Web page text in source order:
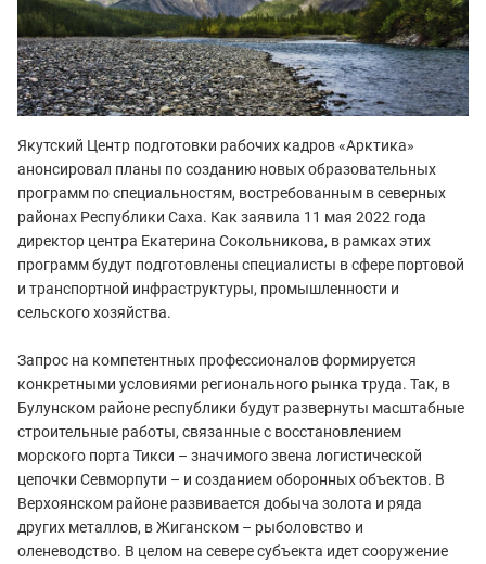
Якутский Центр подготовки рабочих кадров «Арктика»
анонсировал планы по созданию новых образовательных
программ по специальностям, востребованным в северных
районах Республики Саха. Как заявила 11 мая 2022 года
директор центра Екатерина Сокольникова, в рамках этих
программ будут подготовлены специалисты в сфере портовой
и транспортной инфраструктуры, промышленности и
сельского хозяйства.
Запрос на компетентных профессионалов формируется
конкретными условиями регионального рынка труда. Так, в
Булунском районе республики будут развернуты масштабные
строительные работы, связанные с восстановлением
морского порта Тикси – значимого звена логистической
цепочки Севморпути – и созданием оборонных объектов. В
Верхоянском районе развивается добыча золота и ряда
других металлов, в Жиганском – рыболовство и
оленеводство. В целом на севере субъекта идет сооружение